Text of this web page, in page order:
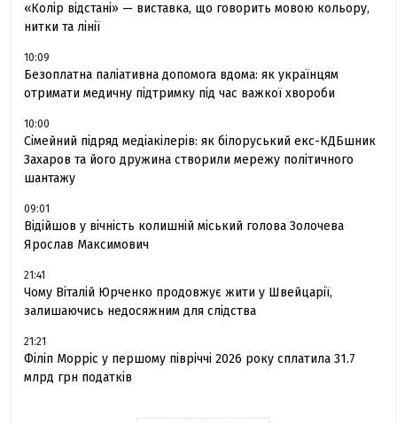
«Колір відстані» — виставка, що говорить мовою кольору,
нитки та лінії
10:09
Безоплатна паліативна допомога вдома: як українцям
отримати медичну підтримку під час важкої хвороби
10:00
Сімейний підряд медіакілерів: як білоруський екс-КДБшник
Захаров та його дружина створили мережу політичного
шантажу
09:01
Відійшов у вічність колишній міський голова Золочева
Ярослав Максимович
21:41
Чому Віталій Юрченко продовжує жити у Швейцарії,
залишаючись недосяжним для слідства
21:21
Філіп Морріс у першому півріччі 2026 року сплатила 31.7
млрд грн податків